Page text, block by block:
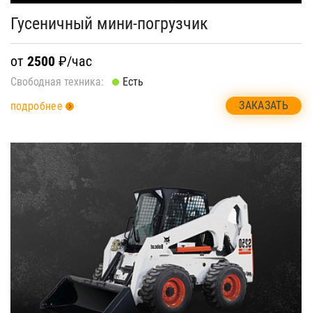
Гусеничный мини-погрузчик
от 2500 ₽/час
Свободная техника:
Есть
подробнее
ЗАКАЗАТЬ